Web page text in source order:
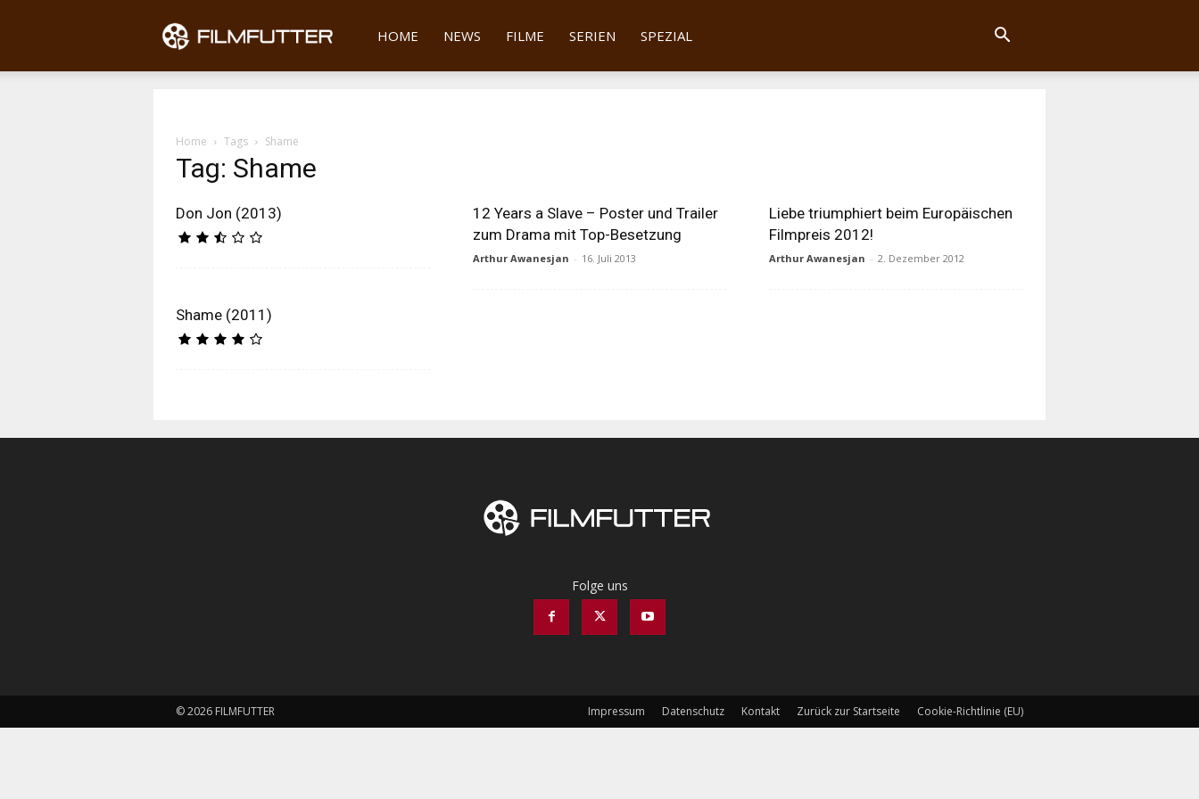
Filmfutter
HOME NEWS FILME SERIEN SPEZIAL
Home Tags Shame
Tag: Shame
Don Jon (2013)
12 Years a Slave – Poster und Trailer
zum Drama mit Top-Besetzung
Arthur Awanesjan - 16. Juli 2013
Liebe triumphiert beim Europäischen
Filmpreis 2012!
Arthur Awanesjan - 2. Dezember 2012
Shame (2011)
Folge uns
Impressum Datenschutz Kontakt Zurück zur Startseite Cookie-Richtlinie (EU)
© 2026 FILMFUTTER